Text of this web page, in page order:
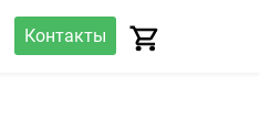
Контакты